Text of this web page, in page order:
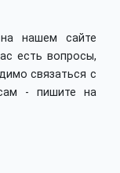
нашем сайте
есть вопросы,
связаться с
- пишите на